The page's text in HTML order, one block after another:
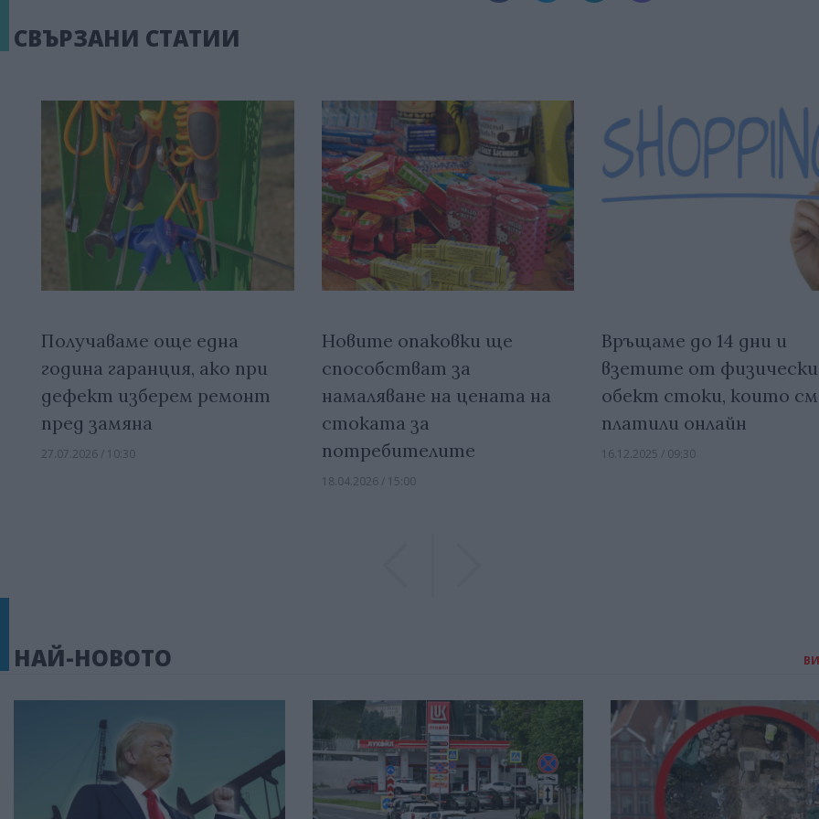
СВЪРЗАНИ СТАТИИ
Получаваме още една
година гаранция, ако при
дефект изберем ремонт
пред замяна
27.07.2026 / 10:30
Новите опаковки ще
способстват за
намаляване на цената на
стоката за
потребителите
18.04.2026 / 15:00
Връщаме до 14 дни и
взетите от физически
обект стоки, които
платили онлайн
16.12.2025 / 09:30
НАЙ-НОВОТО